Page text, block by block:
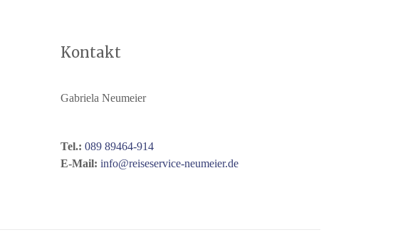
Kontakt
Gabriela Neumeier
Tel.: 089 89464-914
E-Mail: info@reiseservice-neumeier.de